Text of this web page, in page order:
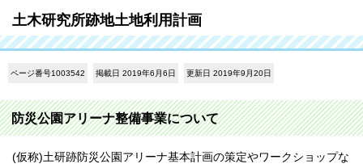
土木研究所跡地土地利用計画
ページ番号1003542 掲載日 2019年6月6日 更新日 2019年9月20日
防災公園アリーナ整備事業について
(仮称)土研跡防災公園アリーナ基本計画の策定やワークショップな